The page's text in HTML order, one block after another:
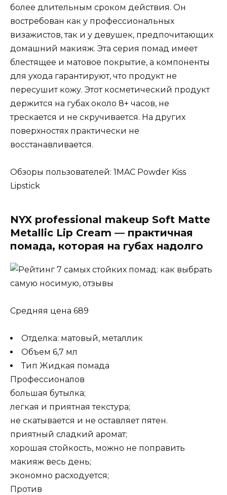
более длительным сроком действия. Он
востребован как у профессиональных
визажистов, так и у девушек, предпочитающих
домашний макияж. Эта серия помад имеет
блестящее и матовое покрытие, а компоненты
для ухода гарантируют, что продукт не
пересушит кожу. Этот косметический продукт
держится на губах около 8+ часов, не
трескается и не скручивается. На других
поверхностях практически не
восстанавливается.
Обзоры пользователей: 1MAC Powder Kiss
Lipstick
NYX professional makeup Soft Matte
Metallic Lip Cream — практичная
помада, которая на губах надолго
Средняя цена 689
Отделка: матовый, металлик
Объем 6,7 мл
Тип Жидкая помада
Профессионалов
большая бутылка;
легкая и приятная текстура;
не скатывается и не оставляет пятен.
приятный сладкий аромат;
хорошая стойкость, можно не поправить
макияж весь день;
экономно расходуется;
Против